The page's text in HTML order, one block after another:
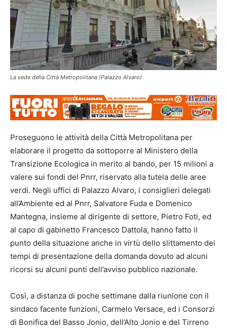
La sede della Città Metropolitana (Palazzo Alvaro)
Proseguono le attività della Città Metropolitana per
elaborare il progetto da sottoporre al Ministero della
Transizione Ecologica in merito al bando, per 15 milioni a
valere sui fondi del Pnrr, riservato alla tutela delle aree
verdi. Negli uffici di Palazzo Alvaro, i consiglieri delegati
all’Ambiente ed al Pnrr, Salvatore Fuda e Domenico
Mantegna, insieme al dirigente di settore, Pietro Foti, ed
al capo di gabinetto Francesco Dattola, hanno fatto il
punto della situazione anche in virtù dello slittamento dei
tempi di presentazione della domanda dovuto ad alcuni
ricorsi su alcuni punti dell’avviso pubblico nazionale.
Così, a distanza di poche settimane dalla riunione con il
sindaco facente funzioni, Carmelo Versace, ed i Consorzi
di Bonifica del Basso Jonio, dell’Alto Jonio e del Tirreno